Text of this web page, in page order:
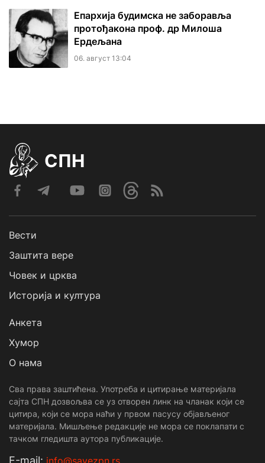
Епархија будимска не заборавља
протођакона проф. др Милоша
Ердељана
06. август 13:04
СПН
Вести
Заштита вере
Човек и црква
Историја и култура
Анкета
Хумор
О нама
Сва права заштићена. Употреба и цитирање материјала
сајта СПН дозвољва се уз отворен линк на чланак који се
цитира, који се мора наћи у првом пасусу објављеног
материјала. Мишљење редакције не мора се поклапати с
тачком гледишта аутора публикације.
Е-mail: info@savezpn.rs